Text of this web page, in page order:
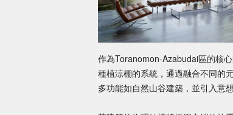
作為Toranomon-Azabudai區的核
種植涼棚的系統，通過融合不同的
多功能如自然山谷建築，並引入意